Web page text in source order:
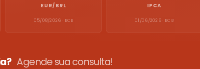
EUR/BRL
05/08/2026 · BCB
IPCA
01/06/2026 · BCB
Agende sua consulta!